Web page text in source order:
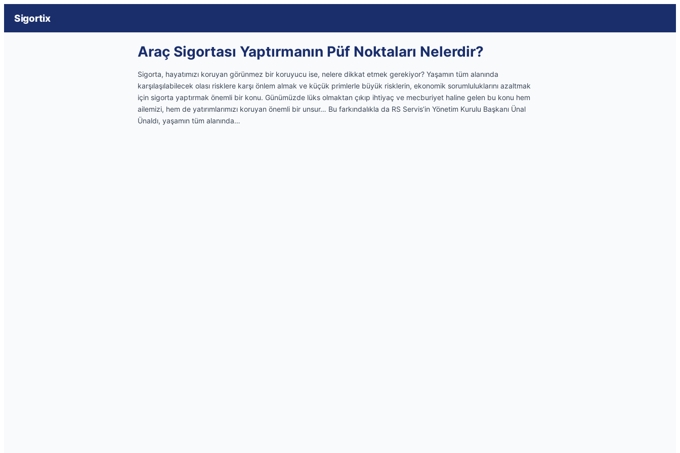
Sigortix
Araç Sigortası Yaptırmanın Püf Noktaları Nelerdir?
Sigorta, hayatımızı koruyan görünmez bir koruyucu ise, nelere dikkat etmek gerekiyor? Yaşamın tüm alanında
karşılaşılabilecek olası risklere karşı önlem almak ve küçük primlerle büyük risklerin, ekonomik sorumluluklarını azaltmak
için sigorta yaptırmak önemli bir konu. Günümüzde lüks olmaktan çıkıp ihtiyaç ve mecburiyet haline gelen bu konu hem
ailemizi, hem de yatırımlarımızı koruyan önemli bir unsur… Bu farkındalıkla da RS Servis’in Yönetim Kurulu Başkanı Ünal
Ünaldı, yaşamın tüm alanında…